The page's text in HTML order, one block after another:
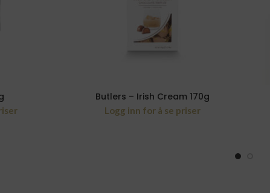
Butlers – Irish Cream 170g
Logg inn for å se priser